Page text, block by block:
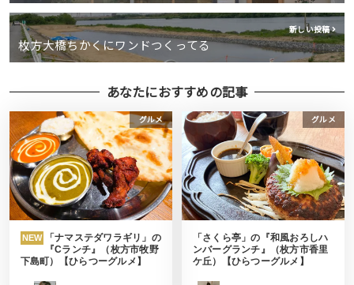
新しい投稿
枚方大橋ちかくにワンドつくってる
あなたにおすすめの記事
グルメ
NEW
「ナマステダワラギリ」の
『Cランチ』（枚方市牧野
下島町）【ひらつーグルメ】
グルメ
「さくら亭」の『和風おろしハ
ンバーグランチ』（枚方市香里
ケ丘）【ひらつーグルメ】